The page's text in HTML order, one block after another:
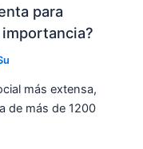
para
más extensa,
de más de 1200